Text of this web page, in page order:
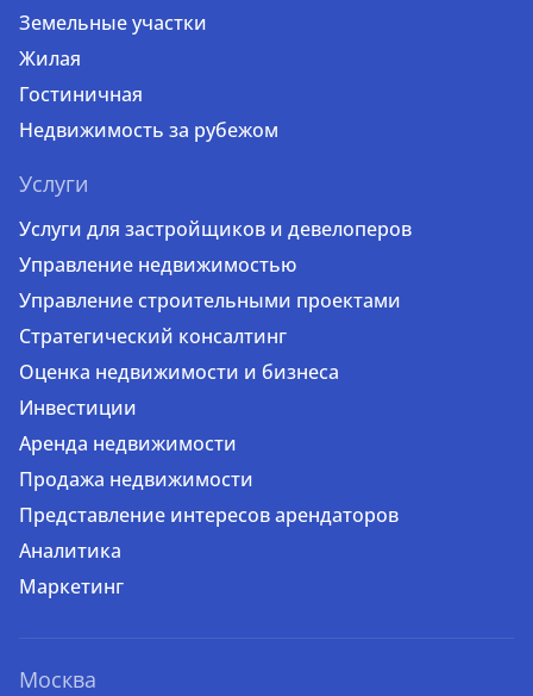
Земельные участки
Жилая
Гостиничная
Недвижимость за рубежом
Услуги
Услуги для застройщиков и девелоперов
Управление недвижимостью
Управление строительными проектами
Стратегический консалтинг
Оценка недвижимости и бизнеса
Инвестиции
Аренда недвижимости
Продажа недвижимости
Представление интересов арендаторов
Аналитика
Маркетинг
Москва